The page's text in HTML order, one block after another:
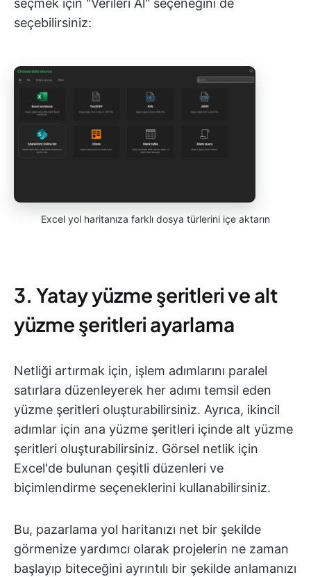
seçebilirsiniz:
Excel yol haritanıza farklı dosya türlerini içe aktarın
3. Yatay yüzme şeritleri ve alt
yüzme şeritleri ayarlama
Netliği artırmak için, işlem adımlarını paralel
satırlara düzenleyerek her adımı temsil eden
yüzme şeritleri oluşturabilirsiniz. Ayrıca, ikincil
adımlar için ana yüzme şeritleri içinde alt yüzme
şeritleri oluşturabilirsiniz. Görsel netlik için
Excel'de bulunan çeşitli düzenleri ve
biçimlendirme seçeneklerini kullanabilirsiniz.
Bu, pazarlama yol haritanızı net bir şekilde
görmenize yardımcı olarak projelerin ne zaman
başlayıp biteceğini ayrıntılı bir şekilde anlamanızı